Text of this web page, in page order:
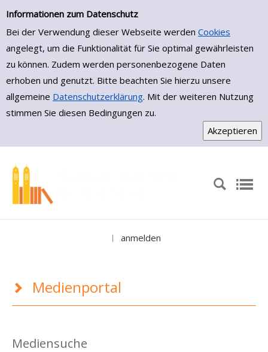
Medienportal
Informationen zum Datenschutz
Bei der Verwendung dieser Webseite werden Cookies
angelegt, um die Funktionalität für Sie optimal gewährleisten
zu können. Zudem werden personenbezogene Daten
erhoben und genutzt. Bitte beachten Sie hierzu unsere
allgemeine Datenschutzerklärung. Mit der weiteren Nutzung
stimmen Sie diesen Bedingungen zu.
Zur Detailanzeige springen
anmelden
Medienportal
Mediensuche